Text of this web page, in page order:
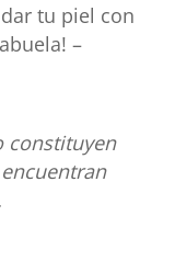
tu piel con
–
constituyen